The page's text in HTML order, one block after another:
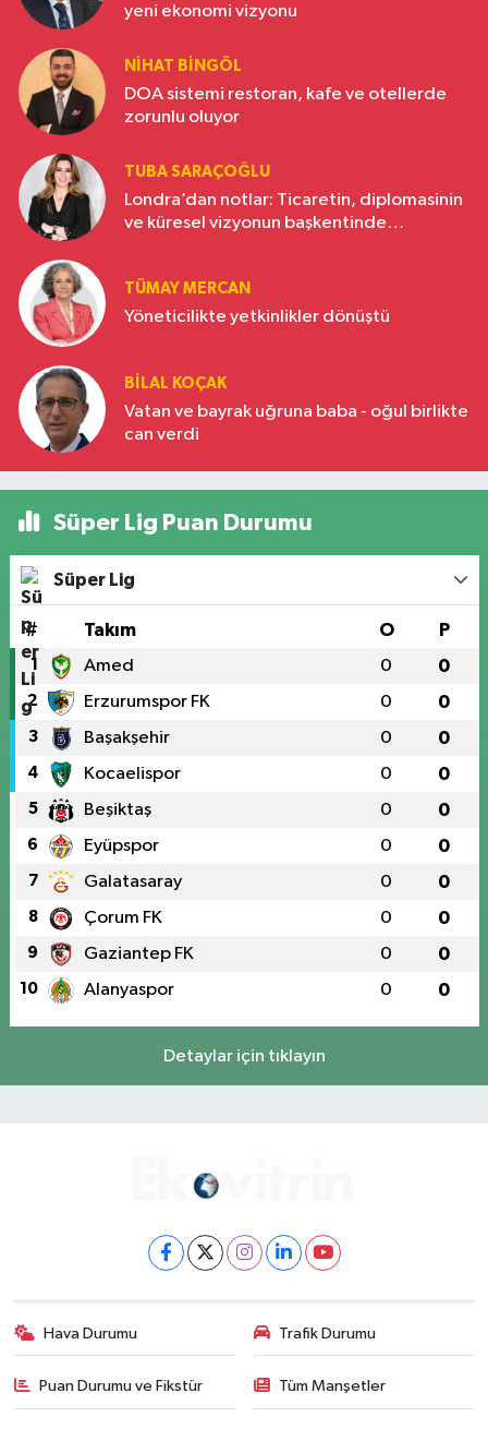
yeni ekonomi vizyonu
NIHAT BINGÖL
DOA sistemi restoran, kafe ve otellerde
zorunlu oluyor
TUBA SARAÇOĞLU
Londra’dan notlar: Ticaretin, diplomasinin
ve küresel vizyonun başkentinde
TÜMAY MERCAN
Yöneticilikte yetkinlikler dönüştü
BILAL KOÇAK
Vatan ve bayrak uğruna baba - oğul birlikte
can verdi
Süper Lig Puan Durumu
Süper Lig
# Takım O P
1 Amed 0 0
2 Erzurumspor FK 0 0
3 Başakşehir 0 0
4 Kocaelispor 0 0
5 Beşiktaş 0 0
6 Eyüpspor 0 0
7 Galatasaray 0 0
8 Çorum FK 0 0
9 Gaziantep FK 0 0
10 Alanyaspor 0 0
Detaylar için tıklayın
Hava Durumu Trafik Durumu
Puan Durumu ve Fikstür Tüm Manşetler